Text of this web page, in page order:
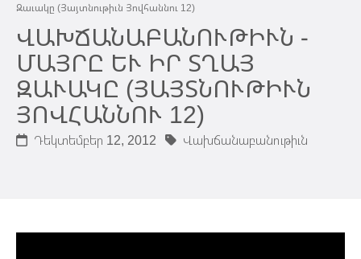
ՈՒՂԻՂ
ԴՊՐՈՑ
ՀՐԱՊԱՐԱԿՈՒՄՆԵՐ
ՆՈՒԻՐԱՏՈՒՈՒԹԻՒՆ
Զաւակը (Յայտնութիւն Յովհաննու 12)
ՎԱԽՃԱՆԱԲԱՆՈՒԹԻՒՆ -
ՄԱՅՐԸ ԵՒ ԻՐ ՏՂԱՅ
ԶԱՒԱԿԸ (ՅԱՅՏՆՈՒԹԻՒՆ
ՅՈՎՀԱՆՆՈՒ 12)
Դեկտեմբեր 12, 2012 Վախճանաբանութիւն